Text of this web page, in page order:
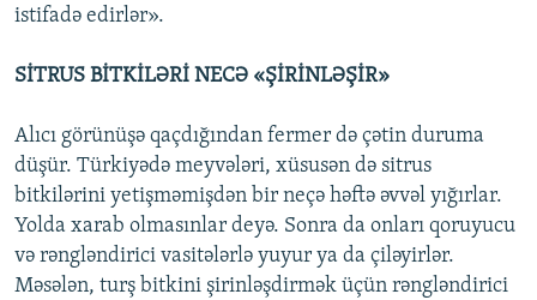
istifadə edirlər».
SİTRUS BİTKİLƏRİ NECƏ «ŞİRİNLƏŞİR»
Alıcı görünüşə qaçdığından fermer də çətin duruma
düşür. Türkiyədə meyvələri, xüsusən də sitrus
bitkilərini yetişməmişdən bir neçə həftə əvvəl yığırlar.
Yolda xarab olmasınlar deyə. Sonra da onları qoruyucu
və rəngləndirici vasitələrlə yuyur ya da çiləyirlər.
Məsələn, turş bitkini şirinləşdirmək üçün rəngləndirici